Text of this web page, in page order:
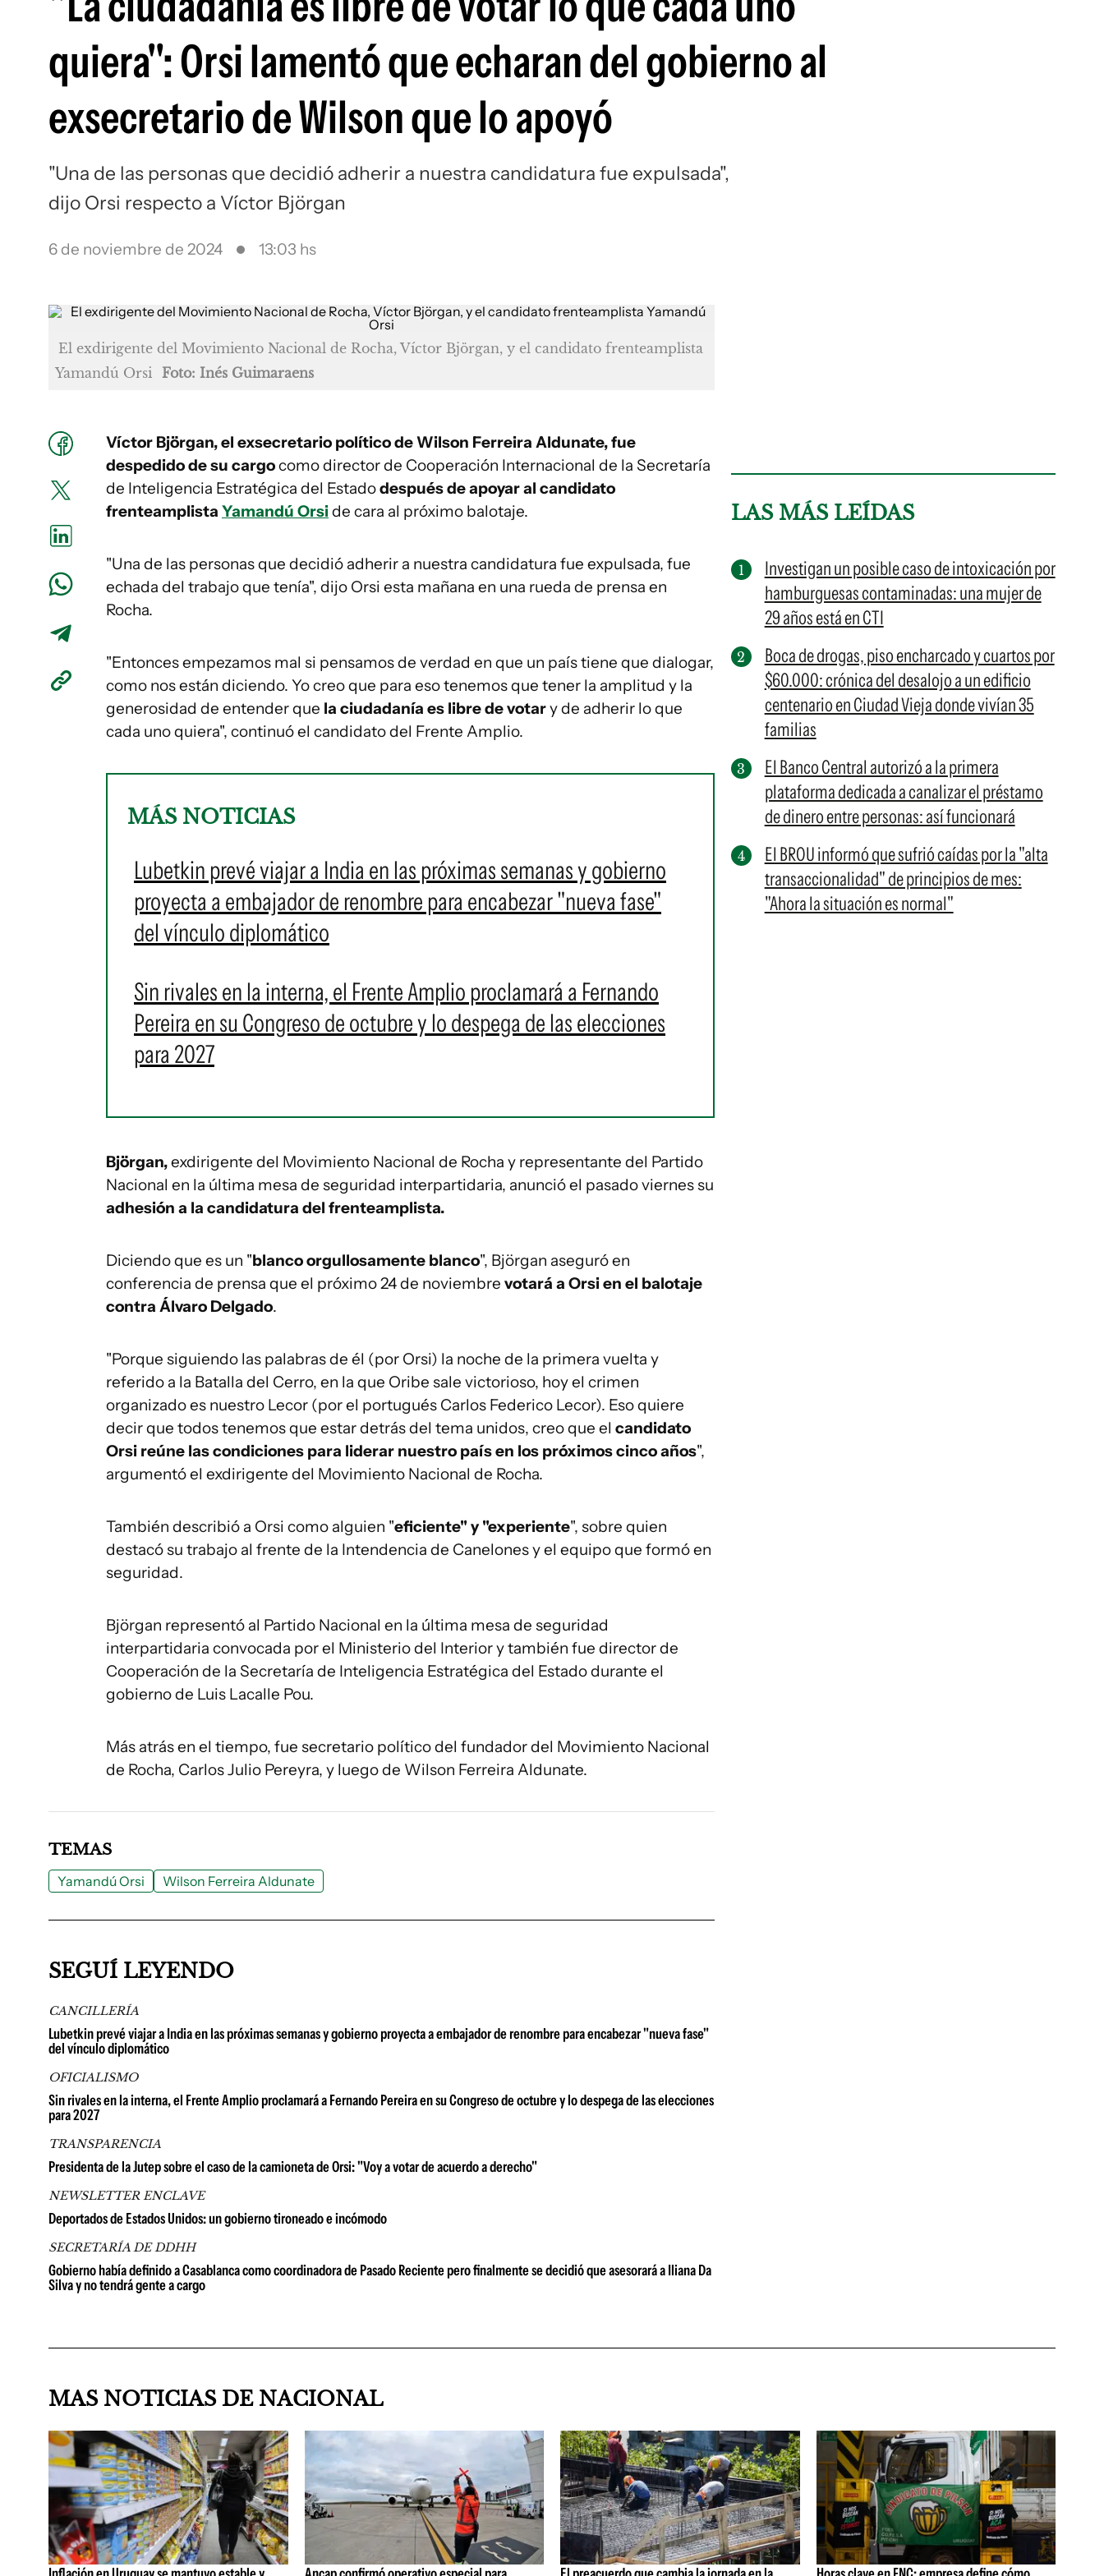
quiera": Orsi lamentó que echaran del gobierno al
exsecretario de Wilson que lo apoyó
"Una de las personas que decidió adherir a nuestra candidatura fue expulsada",
dijo Orsi respecto a Víctor Björgan
6 de noviembre de 2024 13:03 hs
El exdirigente del Movimiento Nacional de Rocha, Víctor Björgan, y el candidato frenteamplista
Yamandú Orsi Foto: Inés Guimaraens
Víctor Björgan, el exsecretario político de Wilson Ferreira Aldunate, fue
despedido de su cargocomo director de Cooperación Internacional de la Secretaría
de Inteligencia Estratégica del Estadodespués de apoyar al candidato
frenteamplista Yamandú Orside cara al próximo balotaje.
"Una de las personas que decidió adherir a nuestra candidatura fue expulsada, fue
echada del trabajo que tenía", dijo Orsi esta mañana en una rueda de prensa en
Rocha.
"Entonces empezamos mal si pensamos de verdad en que un país tiene que dialogar,
como nos están diciendo. Yo creo que para eso tenemos que tener la amplitud y la
generosidad de entender que la ciudadanía es libre de votary de adherir lo que
cada uno quiera", continuó el candidato del Frente Amplio.
MÁS NOTICIAS
Lubetkin prevé viajar a India en las próximas semanas y gobierno
proyecta a embajador de renombre para encabezar "nueva fase"
del vínculo diplomático
Sin rivales en la interna, el Frente Amplio proclamará a Fernando
Pereira en su Congreso de octubre y lo despega de las elecciones
para 2027
Björgan,exdirigente del Movimiento Nacional de Rocha y representante del Partido
Nacional en la última mesa de seguridad interpartidaria, anunció el pasado viernes su
adhesión a la candidatura del frenteamplista.
Diciendo que es un "blanco orgullosamente blanco", Björgan aseguró en
conferencia de prensa que el próximo 24 de noviembre votará a Orsi en el balotaje
contra Álvaro Delgado.
"Porque siguiendo las palabras de él (por Orsi) la noche de la primera vuelta y
referido a la Batalla del Cerro, en la que Oribe sale victorioso, hoy el crimen
organizado es nuestro Lecor (por el portugués Carlos Federico Lecor). Eso quiere
decir que todos tenemos que estar detrás del tema unidos, creo que el candidato
Orsi reúne las condiciones para liderar nuestro país en los próximos cinco años",
argumentó el exdirigente del Movimiento Nacional de Rocha.
También describió a Orsi como alguien "eficiente" y "experiente", sobre quien
destacó su trabajo al frente de la Intendencia de Canelones y el equipo que formó en
seguridad.
Björgan representó al Partido Nacional en la última mesa de seguridad
interpartidaria convocada por el Ministerio del Interior y también fue director de
Cooperación de la Secretaría de Inteligencia Estratégica del Estado durante el
gobierno de Luis Lacalle Pou.
Más atrás en el tiempo, fue secretario político del fundador del Movimiento Nacional
de Rocha, Carlos Julio Pereyra, y luego de Wilson Ferreira Aldunate.
LAS MÁS LEÍDAS
Investigan un posible caso de intoxicación por
hamburguesas contaminadas: una mujer de
29 años está en CTI
Boca de drogas, piso encharcado y cuartos por
$60.000: crónica del desalojo a un edificio
centenario en Ciudad Vieja donde vivían 35
familias
El Banco Central autorizó a la primera
plataforma dedicada a canalizar el préstamo
de dinero entre personas: así funcionará
El BROU informó que sufrió caídas por la "alta
transaccionalidad" de principios de mes:
"Ahora la situación es normal"
TEMAS
Yamandú Orsi Wilson Ferreira Aldunate
SEGUÍ LEYENDO
CANCILLERÍA
Lubetkin prevé viajar a India en las próximas semanas y gobierno proyecta a embajador de renombre para encabezar "nueva fase"
del vínculo diplomático
OFICIALISMO
Sin rivales en la interna, el Frente Amplio proclamará a Fernando Pereira en su Congreso de octubre y lo despega de las elecciones
para 2027
TRANSPARENCIA
Presidenta de la Jutep sobre el caso de la camioneta de Orsi: "Voy a votar de acuerdo a derecho"
NEWSLETTER ENCLAVE
Deportados de Estados Unidos: un gobierno tironeado e incómodo
SECRETARÍA DE DDHH
Gobierno había definido a Casablanca como coordinadora de Pasado Reciente pero finalmente se decidió que asesorará a Iliana Da
Silva y no tendrá gente a cargo
MAS NOTICIAS DE NACIONAL